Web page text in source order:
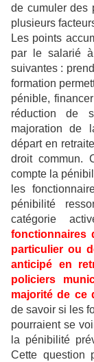
de cumuler des
plusieurs
Les points
par le salarié
suivantes :
formation
pénible,
réduction de
majoration de
départ en
droit commun.
compte la
les
pénibilité
catégorie
fonctionnaires
particulier ou
anticipé en
policiers
majorité de ce
de savoir si les
pourraient se
la pénibilité
Cette question